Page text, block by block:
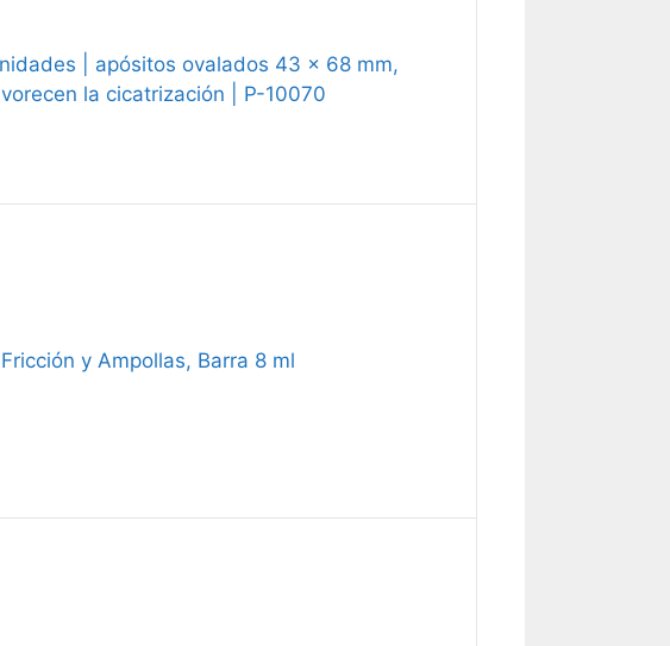
| apósitos ovalados 43 x 68 mm,
la cicatrización | P-10070
y Ampollas, Barra 8 ml